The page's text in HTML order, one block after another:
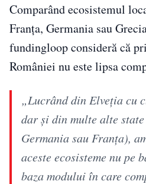
Comparând ecosistemul
Franța, Germania sau
fundingloop consideră că
României nu este lipsa
„Lucrând din Elveția cu
dar și din multe alte
Germania sau Franța),
aceste ecosisteme nu pe
baza modului în care